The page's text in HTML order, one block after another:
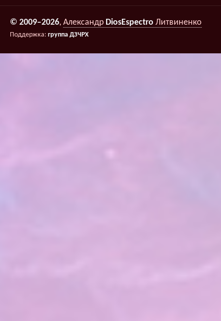
© 2009–2026, Александр DiosEspectro Литвиненко
Поддержка: группа ДЗЧРХ